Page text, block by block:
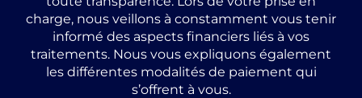
charge, nous veillons à constamment vous tenir
informé des aspects financiers liés à vos
traitements. Nous vous expliquons également
les différentes modalités de paiement qui
s’offrent à vous.